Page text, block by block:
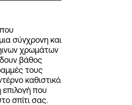
σύγχρονη και
χρωμάτων
βάθος
τους
καθιστικό.
επιλογή που
σπίτι σας.